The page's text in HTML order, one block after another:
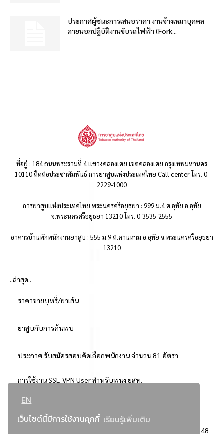
EN
เว็บไซต์นี้มีการใช้งานคุกกี้ เรียนรู้เพิ่มเติม
ประกาศผู้ชนะการเสนอราคา งานจ้างเหมาบุคคล
ภายนอกปฏิบัติงานขับรถไฟฟ้า (Fork...
ที่อยู่ : 184 ถนนพระรามที่ 4 แขวงคลองเตย เขตคลองเตย กรุงเทพมหานคร
10110 ติดต่อประชาสัมพันธ์ การยาสูบแห่งประเทศไทย Call center โทร. 0-
2229-1000
การยาสูบแห่งประเทศไทย พระนครศรีอยุธยา : 999 ม.4 ต.อุทัย อ.อุทัย
จ.พระนครศรีอยุธยา 13210 โทร. 0-3535-2555
อาคารบ้านพักพนักงานยาสูบ : 555 ม.9 ต.คานหาม อ.อุทัย จ.พระนครศรีอยุธยา
13210
..ล่าสุด..
ราคาขายบุหรี่/ยาเส้น
ยาสูบกับการค้นพบ
ประกาศ รับสมัครสอบคัดเลือกพนักงาน จำนวน 81 อัตรา
การใช้งาน SSL-VPN User สำหรับพนง.ยสท.
..ยอดนิยม..
3248